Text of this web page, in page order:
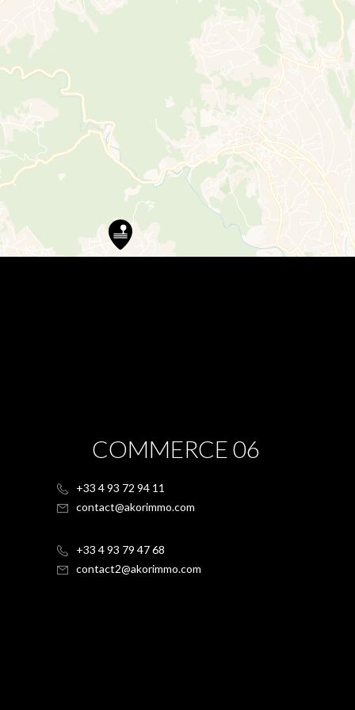
COMMERCE 06
+33 4 93 72 94 11
contact@akorimmo.com
+33 4 93 79 47 68
contact2@akorimmo.com